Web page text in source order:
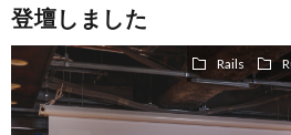
登壇しました
Rails